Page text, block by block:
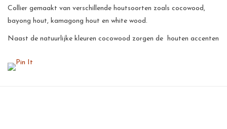
Collier gemaakt van verschillende houtsoorten zoals cocowood,
bayong hout, kamagong hout en white wood.
Naast de natuurlijke kleuren cocowood zorgen de houten accenten
Aan het collier zit een extension, zodat de lengte van het collier